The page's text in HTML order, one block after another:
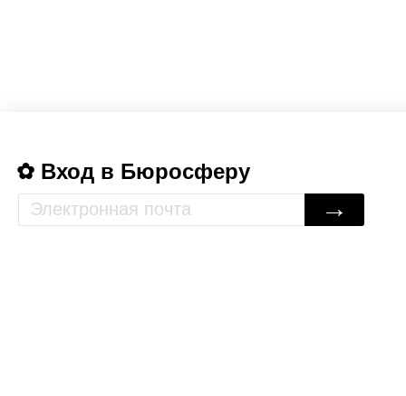
Вход в Бюросферу
→